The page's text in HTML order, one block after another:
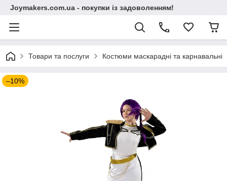
Joymakers.com.ua - покупки із задоволенням!
Товари та послуги Костюми маскарадні та карнавальні
–10%